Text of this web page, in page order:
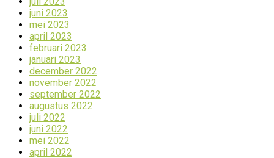
juni 2023
mei 2023
april 2023
februari 2023
januari 2023
december 2022
november 2022
september 2022
augustus 2022
juli 2022
juni 2022
mei 2022
april 2022